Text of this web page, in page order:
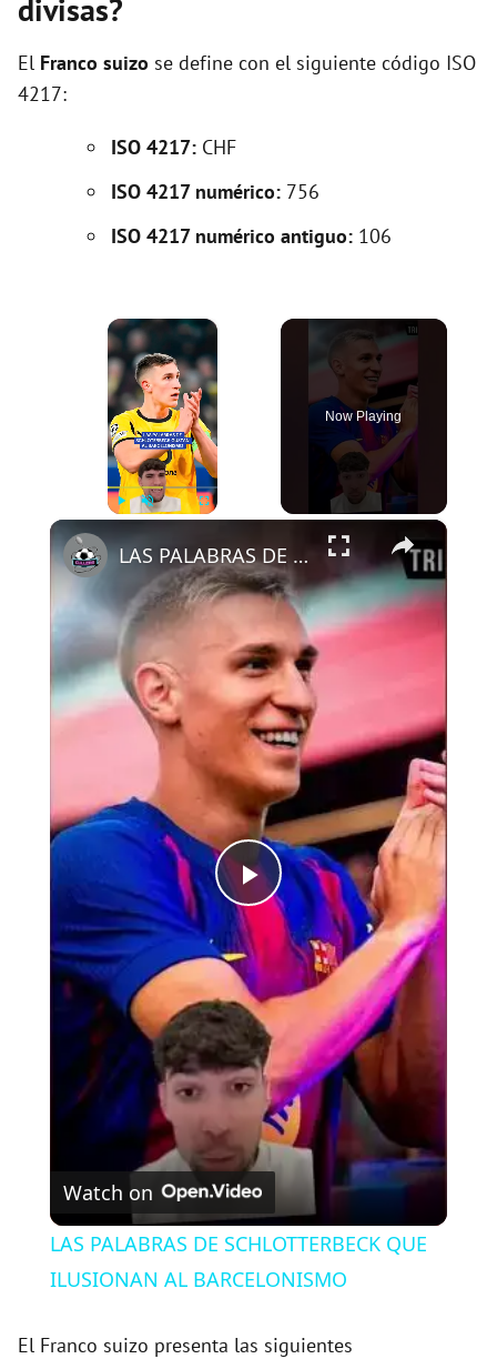
divisas?
El Franco suizo se define con el siguiente código ISO
4217:
ISO 4217: CHF
ISO 4217 numérico: 756
ISO 4217 numérico antiguo: 106
×
Now Playing
×
P
l
a
y
V
i
LAS PALABRAS DE SCHLOTTERBECK QUE ILUSIONAN AL BARCELONISMO
Watch on
LAS PALABRAS DE SCHLOTTERBECK QUE
ILUSIONAN AL BARCELONISMO
El Franco suizo presenta las siguientes